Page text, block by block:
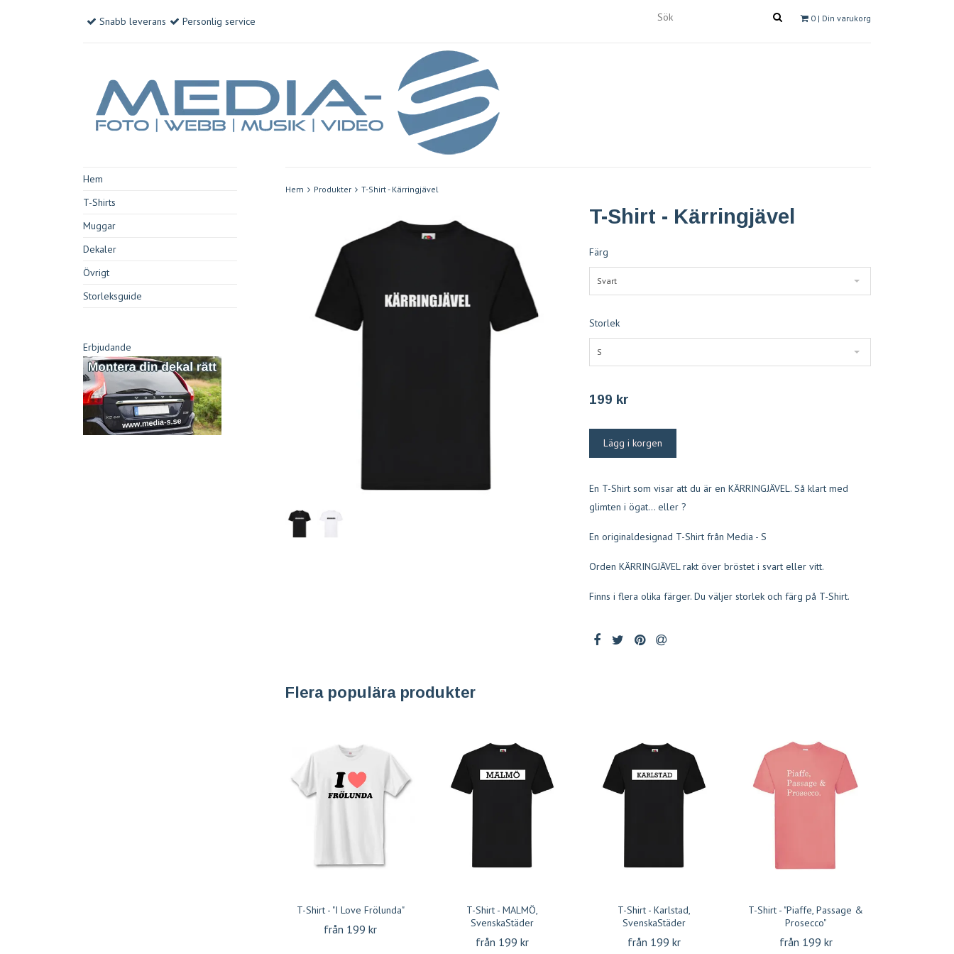
Snabb leverans Personlig service 0 | Din varukorg
Hem
T-Shirts
Muggar
Dekaler
Övrigt
Storleksguide
Erbjudande
Hem Produkter T-Shirt - Kärringjävel
T-Shirt - Kärringjävel
Färg
Svart
Storlek
S
199 kr
En T-Shirt som visar att du är en KÄRRINGJÄVEL. Så klart med
glimten i ögat... eller ?
En originaldesignad T-Shirt från Media - S
Orden KÄRRINGJÄVEL rakt över bröstet i svart eller vitt.
Finns i flera olika färger. Du väljer storlek och färg på T-Shirt.
Flera populära produkter
T-Shirt - "I Love Frölunda"
från 199 kr
T-Shirt - MALMÖ,
SvenskaStäder
från 199 kr
T-Shirt - Karlstad,
SvenskaStäder
från 199 kr
T-Shirt - "Piaffe, Passage &
Prosecco"
från 199 kr